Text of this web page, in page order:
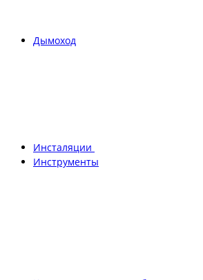
Дымоход
Инсталяции
Инструменты